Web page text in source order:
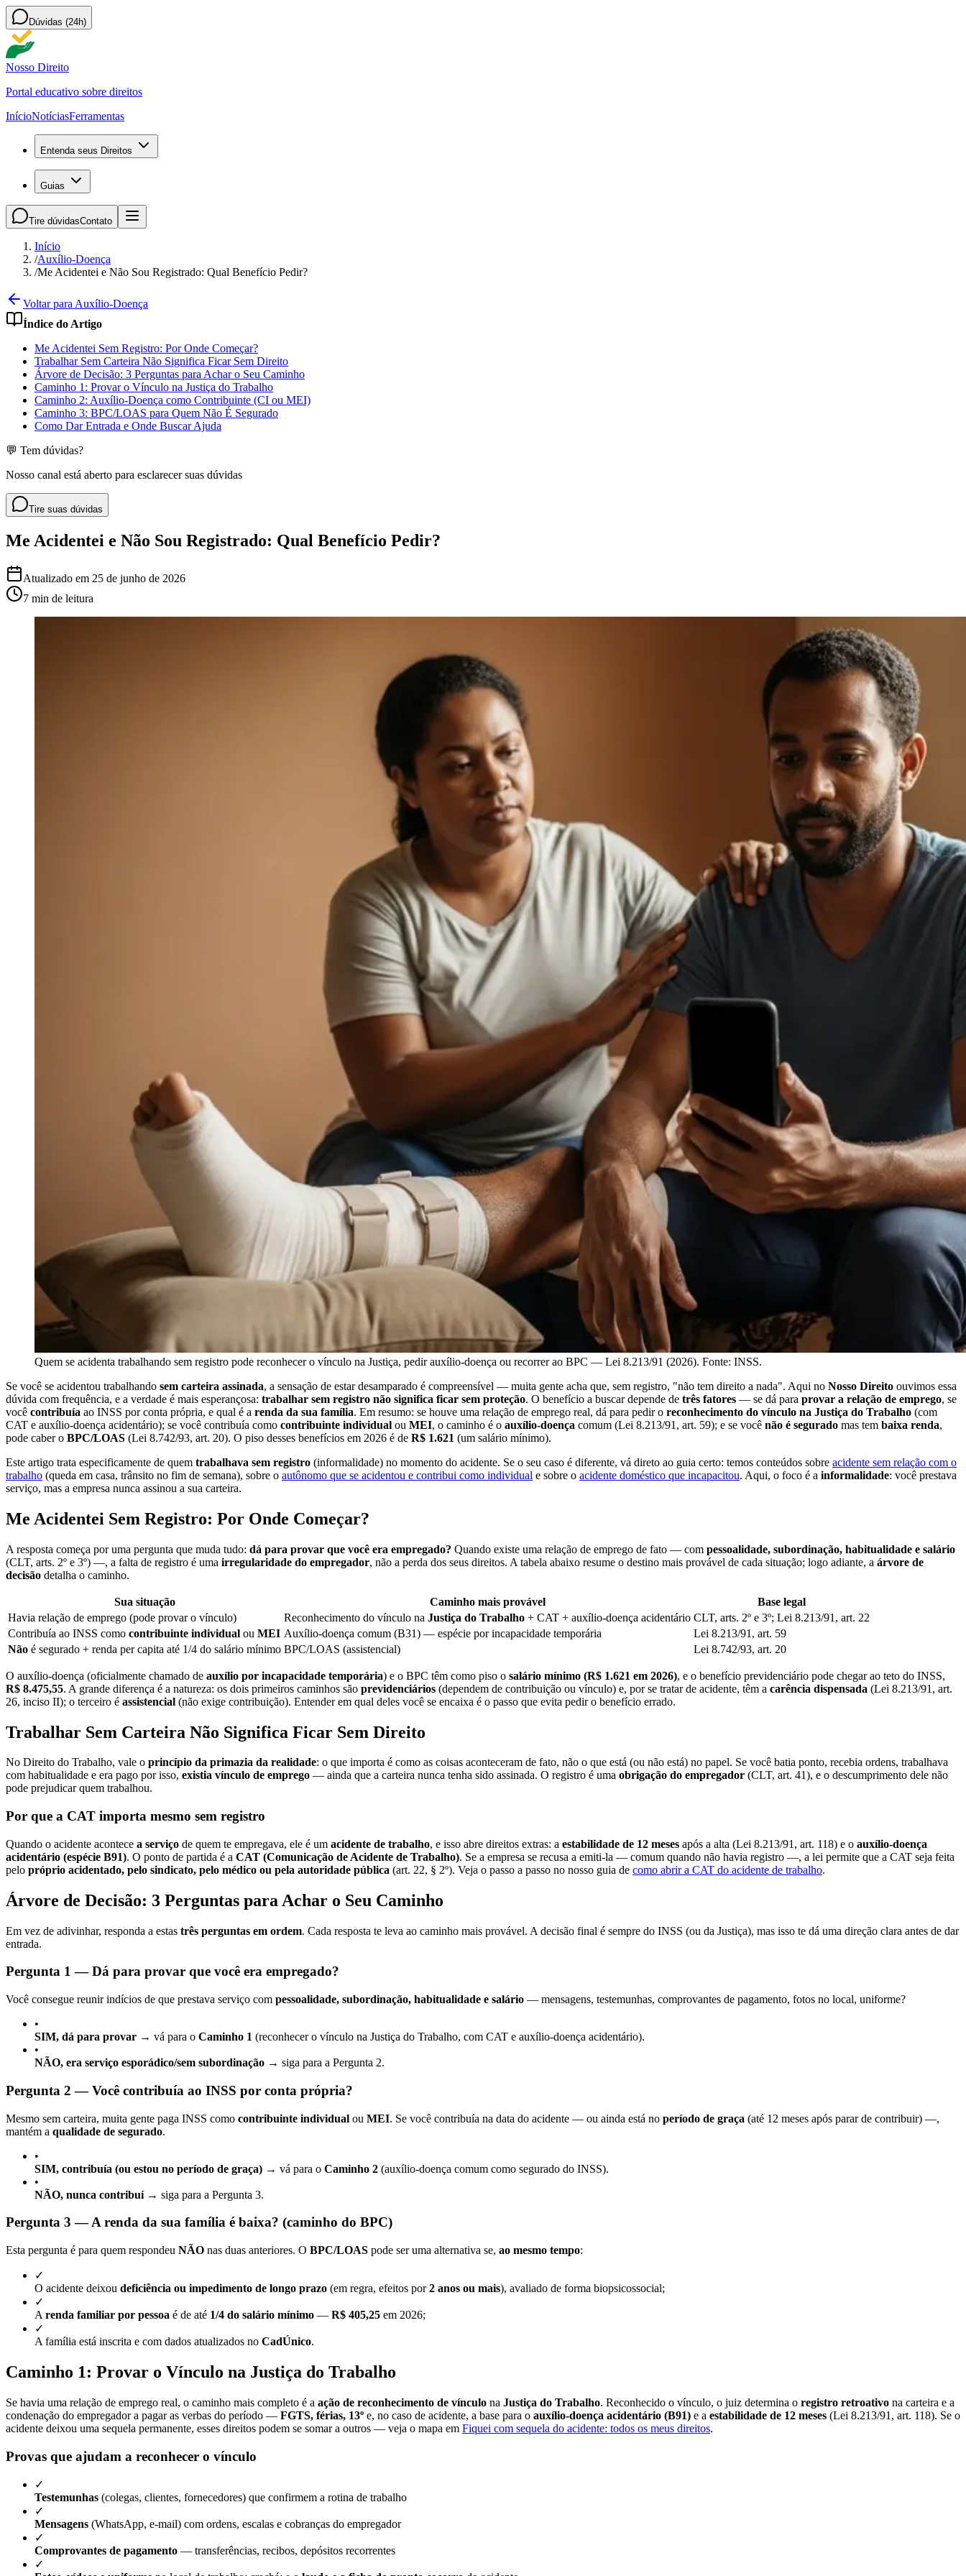
Dúvidas (24h)
Nosso Direito
Portal educativo sobre direitos
InícioNotíciasFerramentas
Entenda seus Direitos
Guias
Tire dúvidasContato
Início
/Auxílio-Doença
/Me Acidentei e Não Sou Registrado: Qual Benefício Pedir?
Voltar para Auxílio-Doença
Índice do Artigo
Me Acidentei Sem Registro: Por Onde Começar?
Trabalhar Sem Carteira Não Significa Ficar Sem Direito
Árvore de Decisão: 3 Perguntas para Achar o Seu Caminho
Caminho 1: Provar o Vínculo na Justiça do Trabalho
Caminho 2: Auxílio-Doença como Contribuinte (CI ou MEI)
Caminho 3: BPC/LOAS para Quem Não É Segurado
Como Dar Entrada e Onde Buscar Ajuda
💬 Tem dúvidas?
Nosso canal está aberto para esclarecer suas dúvidas
Tire suas dúvidas
Me Acidentei e Não Sou Registrado: Qual Benefício Pedir?
Atualizado em 25 de junho de 2026
7 min de leitura
Quem se acidenta trabalhando sem registro pode reconhecer o vínculo na Justiça, pedir auxílio-doença ou recorrer ao BPC — Lei 8.213/91 (2026). Fonte: INSS.
Se você se acidentou trabalhando sem carteira assinada, a sensação de estar desamparado é compreensível — muita gente acha que, sem registro, "não tem direito a nada". Aqui no Nosso Direito ouvimos essa
dúvida com frequência, e a verdade é mais esperançosa: trabalhar sem registro não significa ficar sem proteção. O benefício a buscar depende de três fatores — se dá para provar a relação de emprego, se
você contribuía ao INSS por conta própria, e qual é a renda da sua família. Em resumo: se houve uma relação de emprego real, dá para pedir o reconhecimento do vínculo na Justiça do Trabalho (com
CAT e auxílio-doença acidentário); se você contribuía como contribuinte individual ou MEI, o caminho é o auxílio-doença comum (Lei 8.213/91, art. 59); e se você não é segurado mas tem baixa renda,
pode caber o BPC/LOAS (Lei 8.742/93, art. 20). O piso desses benefícios em 2026 é de R$ 1.621 (um salário mínimo).
Este artigo trata especificamente de quem trabalhava sem registro (informalidade) no momento do acidente. Se o seu caso é diferente, vá direto ao guia certo: temos conteúdos sobre acidente sem relação com o
trabalho (queda em casa, trânsito no fim de semana), sobre o autônomo que se acidentou e contribui como individual e sobre o acidente doméstico que incapacitou. Aqui, o foco é a informalidade: você prestava
serviço, mas a empresa nunca assinou a sua carteira.
Me Acidentei Sem Registro: Por Onde Começar?
A resposta começa por uma pergunta que muda tudo: dá para provar que você era empregado? Quando existe uma relação de emprego de fato — com pessoalidade, subordinação, habitualidade e salário
(CLT, arts. 2º e 3º) —, a falta de registro é uma irregularidade do empregador, não a perda dos seus direitos. A tabela abaixo resume o destino mais provável de cada situação; logo adiante, a árvore de
decisão detalha o caminho.
Sua situação Caminho mais provável
Base legal
Havia relação de emprego (pode provar o vínculo)
Reconhecimento do vínculo na Justiça do Trabalho + CAT + auxílio-doença acidentário CLT, arts. 2º e 3º; Lei 8.213/91, art. 22
Contribuía ao INSS como contribuinte individual ou MEI Auxílio-doença comum (B31) — espécie por incapacidade temporária
Lei 8.213/91, art. 59
Não é segurado + renda per capita até 1/4 do salário mínimo BPC/LOAS (assistencial) Lei 8.742/93, art. 20
O auxílio-doença (oficialmente chamado de auxílio por incapacidade temporária) e o BPC têm como piso o salário mínimo (R$ 1.621 em 2026), e o benefício previdenciário pode chegar ao teto do INSS,
R$ 8.475,55. A grande diferença é a natureza: os dois primeiros caminhos são previdenciários (dependem de contribuição ou vínculo) e, por se tratar de acidente, têm a carência dispensada (Lei 8.213/91, art.
26, inciso II); o terceiro é assistencial (não exige contribuição). Entender em qual deles você se encaixa é o passo que evita pedir o benefício errado.
Trabalhar Sem Carteira Não Significa Ficar Sem Direito
No Direito do Trabalho, vale o princípio da primazia da realidade: o que importa é como as coisas aconteceram de fato, não o que está (ou não está) no papel. Se você batia ponto, recebia ordens, trabalhava
com habitualidade e era pago por isso, existia vínculo de emprego — ainda que a carteira nunca tenha sido assinada. O registro é uma obrigação do empregador (CLT, art. 41), e o descumprimento dele não
pode prejudicar quem trabalhou.
Por que a CAT importa mesmo sem registro
Quando o acidente acontece a serviço de quem te empregava, ele é um acidente de trabalho, e isso abre direitos extras: a estabilidade de 12 meses após a alta (Lei 8.213/91, art. 118) e o auxílio-doença
acidentário (espécie B91). O ponto de partida é a CAT (Comunicação de Acidente de Trabalho). Se a empresa se recusa a emiti-la — comum quando não havia registro —, a lei permite que a CAT seja feita
pelo próprio acidentado, pelo sindicato, pelo médico ou pela autoridade pública (art. 22, § 2º). Veja o passo a passo no nosso guia de como abrir a CAT do acidente de trabalho.
Árvore de Decisão: 3 Perguntas para Achar o Seu Caminho
Em vez de adivinhar, responda a estas três perguntas em ordem. Cada resposta te leva ao caminho mais provável. A decisão final é sempre do INSS (ou da Justiça), mas isso te dá uma direção clara antes de dar
entrada.
Pergunta 1 — Dá para provar que você era empregado?
Você consegue reunir indícios de que prestava serviço com pessoalidade, subordinação, habitualidade e salário — mensagens, testemunhas, comprovantes de pagamento, fotos no local, uniforme?
•
SIM, dá para provar → vá para o Caminho 1 (reconhecer o vínculo na Justiça do Trabalho, com CAT e auxílio-doença acidentário).
•
NÃO, era serviço esporádico/sem subordinação → siga para a Pergunta 2.
Pergunta 2 — Você contribuía ao INSS por conta própria?
Mesmo sem carteira, muita gente paga INSS como contribuinte individual ou MEI. Se você contribuía na data do acidente — ou ainda está no período de graça (até 12 meses após parar de contribuir) —,
mantém a qualidade de segurado.
•
SIM, contribuía (ou estou no período de graça) → vá para o Caminho 2 (auxílio-doença comum como segurado do INSS).
•
NÃO, nunca contribuí→ siga para a Pergunta 3.
Pergunta 3 — A renda da sua família é baixa? (caminho do BPC)
Esta pergunta é para quem respondeu NÃO nas duas anteriores. O BPC/LOAS pode ser uma alternativa se, ao mesmo tempo:
✓
O acidente deixou deficiência ou impedimento de longo prazo (em regra, efeitos por2 anos ou mais), avaliado de forma biopsicossocial;
✓
A renda familiar por pessoa é de até 1/4 do salário mínimo — R$ 405,25 em 2026;
✓
A família está inscrita e com dados atualizados no CadÚnico.
Caminho 1: Provar o Vínculo na Justiça do Trabalho
Se havia uma relação de emprego real, o caminho mais completo é a ação de reconhecimento de vínculo na Justiça do Trabalho. Reconhecido o vínculo, o juiz determina o registro retroativo na carteira e a
condenação do empregador a pagar as verbas do período — FGTS, férias, 13º e, no caso de acidente, a base para o auxílio-doença acidentário (B91) e a estabilidade de 12 meses (Lei 8.213/91, art. 118). Se o
acidente deixou uma sequela permanente, esses direitos podem se somar a outros — veja o mapa em Fiquei com sequela do acidente: todos os meus direitos.
Provas que ajudam a reconhecer o vínculo
✓
Testemunhas (colegas, clientes, fornecedores) que confirmem a rotina de trabalho
✓
Mensagens (WhatsApp, e-mail) com ordens, escalas e cobranças do empregador
✓
Comprovantes de pagamento — transferências, recibos, depósitos recorrentes
✓